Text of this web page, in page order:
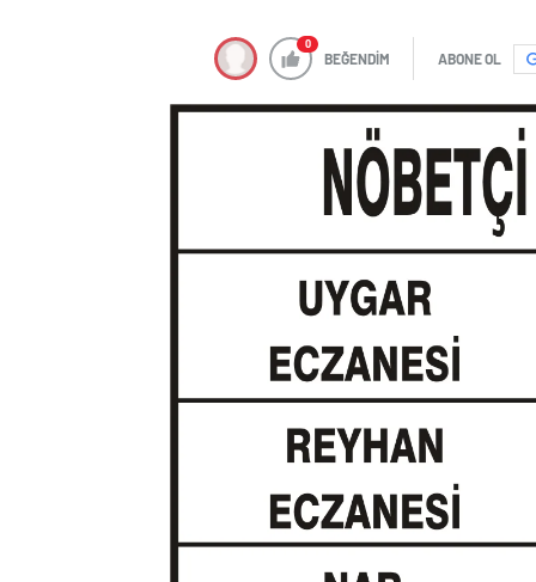
0
BEĞENDİM ABONE OL